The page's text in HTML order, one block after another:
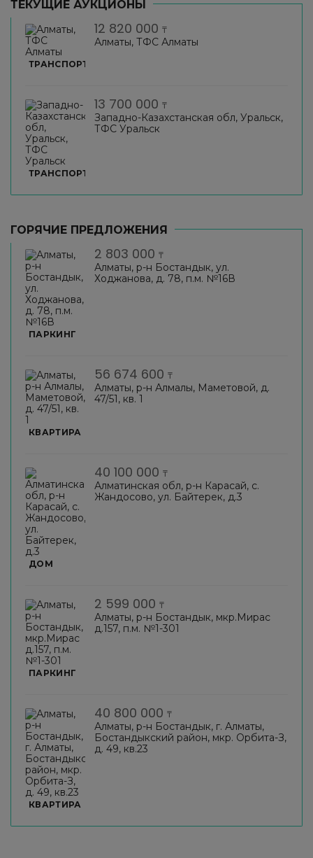
ТЕКУЩИЕ АУКЦИОНЫ
ТРАНСПОРТ
12 820 000 ₸
Алматы, ТФС Алматы
ТРАНСПОРТ
13 700 000 ₸
Западно-Казахстанская обл, Уральск,
ТФС Уральск
ГОРЯЧИЕ ПРЕДЛОЖЕНИЯ
ПАРКИНГ
2 803 000 ₸
Алматы, р-н Бостандык, ул.
Ходжанова, д. 78, п.м. №16В
КВАРТИРА
56 674 600 ₸
Алматы, р-н Алмалы, Маметовой, д.
47/51, кв. 1
ДОМ
40 100 000 ₸
Алматинская обл, р-н Карасай, с.
Жандосово, ул. Байтерек, д.3
ПАРКИНГ
2 599 000 ₸
Алматы, р-н Бостандык, мкр.Мирас
д.157, п.м. №1-301
КВАРТИРА
40 800 000 ₸
Алматы, р-н Бостандык, г. Алматы,
Бостандыкский район, мкр. Орбита-З,
д. 49, кв.23